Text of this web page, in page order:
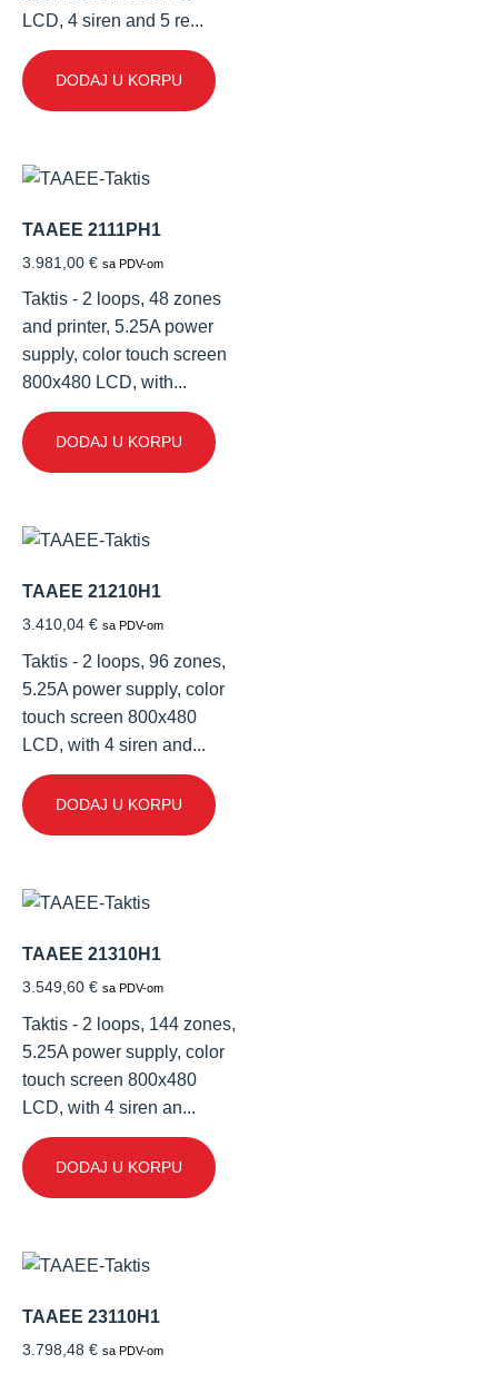
LCD, 4 siren and 5 re...
DODAJ U KORPU
TAAEE 2111PH1
3.981,00 € sa PDV-om
Taktis - 2 loops, 48 zones
and printer, 5.25A power
supply, color touch screen
800x480 LCD, with...
DODAJ U KORPU
TAAEE 21210H1
3.410,04 € sa PDV-om
Taktis - 2 loops, 96 zones,
5.25A power supply, color
touch screen 800x480
LCD, with 4 siren and...
DODAJ U KORPU
TAAEE 21310H1
3.549,60 € sa PDV-om
Taktis - 2 loops, 144 zones,
5.25A power supply, color
touch screen 800x480
LCD, with 4 siren an...
DODAJ U KORPU
TAAEE 23110H1
3.798,48 € sa PDV-om